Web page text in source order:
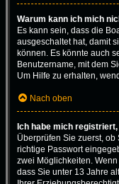
Warum kann ich mich
Es kann sein, dass die
ausgeschaltet hat, damit
können. Es könnte auch
Benutzername, mit dem
Um Hilfe zu erhalten,
Nach oben
Ich habe mich
Überprüfen Sie zuerst,
richtige Passwort
zwei Möglichkeiten. Wenn
dass Sie unter 13 Jahre